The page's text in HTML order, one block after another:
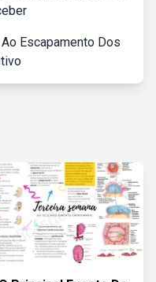
Escapamento Dos